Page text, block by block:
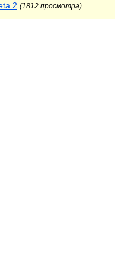
2 (1812 просмотра)